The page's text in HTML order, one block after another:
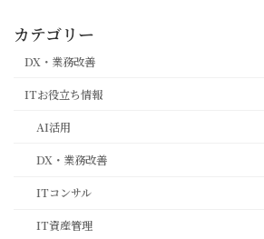
カテゴリー
DX・業務改善
ITお役立ち情報
AI活用
DX・業務改善
ITコンサル
IT資産管理